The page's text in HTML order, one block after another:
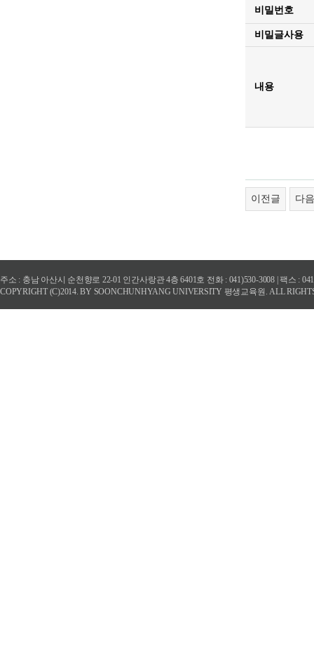
비밀번호
비밀글사용
내용
이전글 다
주소 : 충남 아산시 순천향로 22-01 인간사랑관 4층 6401호 전화 : 041)530-3008 | 팩스 :
COPYRIGHT (C)2014. BY SOONCHUNHYANG UNIVERSITY 평생교육원. ALL